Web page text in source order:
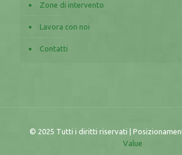
Zone di intervento
Lavora con noi
Contatti
© 2025 Tutti i diritti riservati |
Value